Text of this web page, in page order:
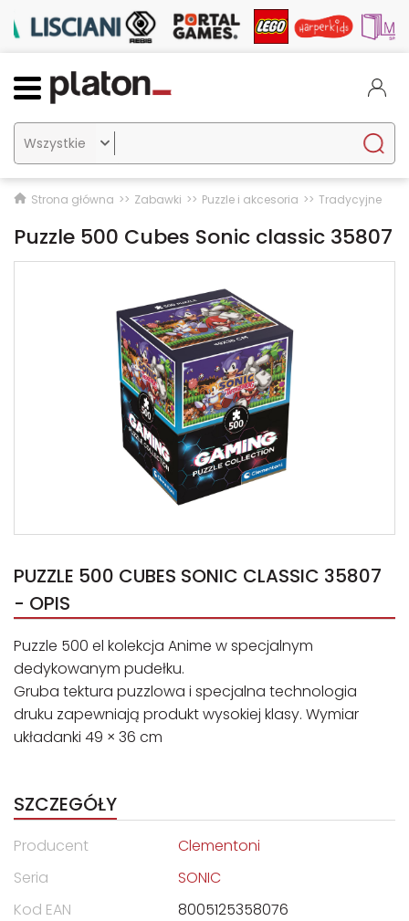

Strona główna Zabawki Puzzle i akcesoria Tradycyjne
Puzzle 500 Cubes Sonic classic 35807
PUZZLE 500 CUBES SONIC CLASSIC 35807
- OPIS
Puzzle 500 el kolekcja Anime w specjalnym
dedykowanym pudełku.
Gruba tektura puzzlowa i specjalna technologia
druku zapewniają produkt wysokiej klasy. Wymiar
układanki 49 × 36 cm
SZCZEGÓŁY
Producent
Clementoni
Seria
SONIC
Kod EAN
8005125358076